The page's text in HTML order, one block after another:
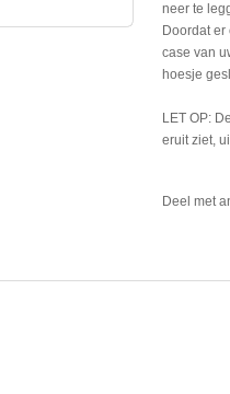
neer te
Doordat
case van
hoesje
LET OP:
eruit ziet,
Deel met